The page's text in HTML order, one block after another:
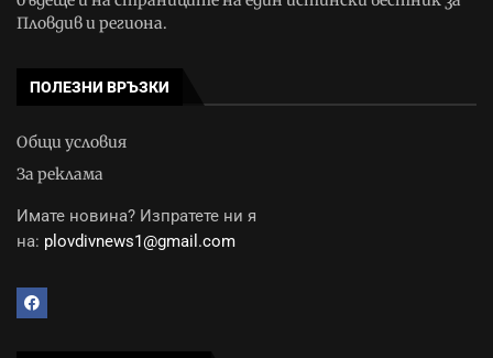
Пловдив и региона.
ПОЛЕЗНИ ВРЪЗКИ
Общи условия
За реклама
Имате новина? Изпратете ни я
на: plovdivnews1@gmail.com